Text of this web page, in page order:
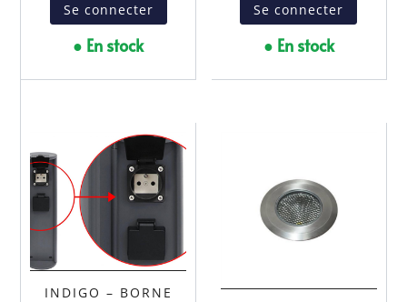
Se connecter
● En stock
Se connecter
● En stock
INDIGO – BORNE